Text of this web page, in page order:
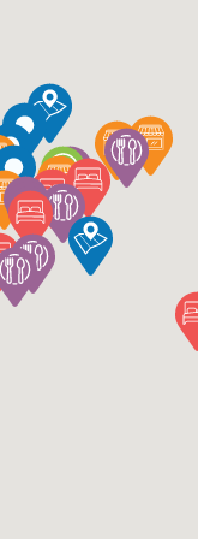
turistici
utili